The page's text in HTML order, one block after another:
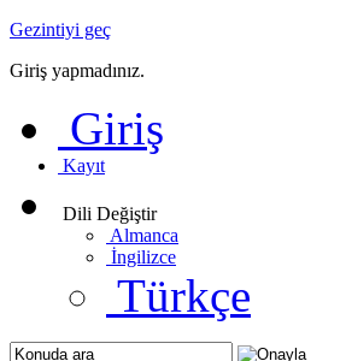
Gezintiyi geç
Giriş yapmadınız.
Giriş
Kayıt
Dili Değiştir
Almanca
İngilizce
Türkçe